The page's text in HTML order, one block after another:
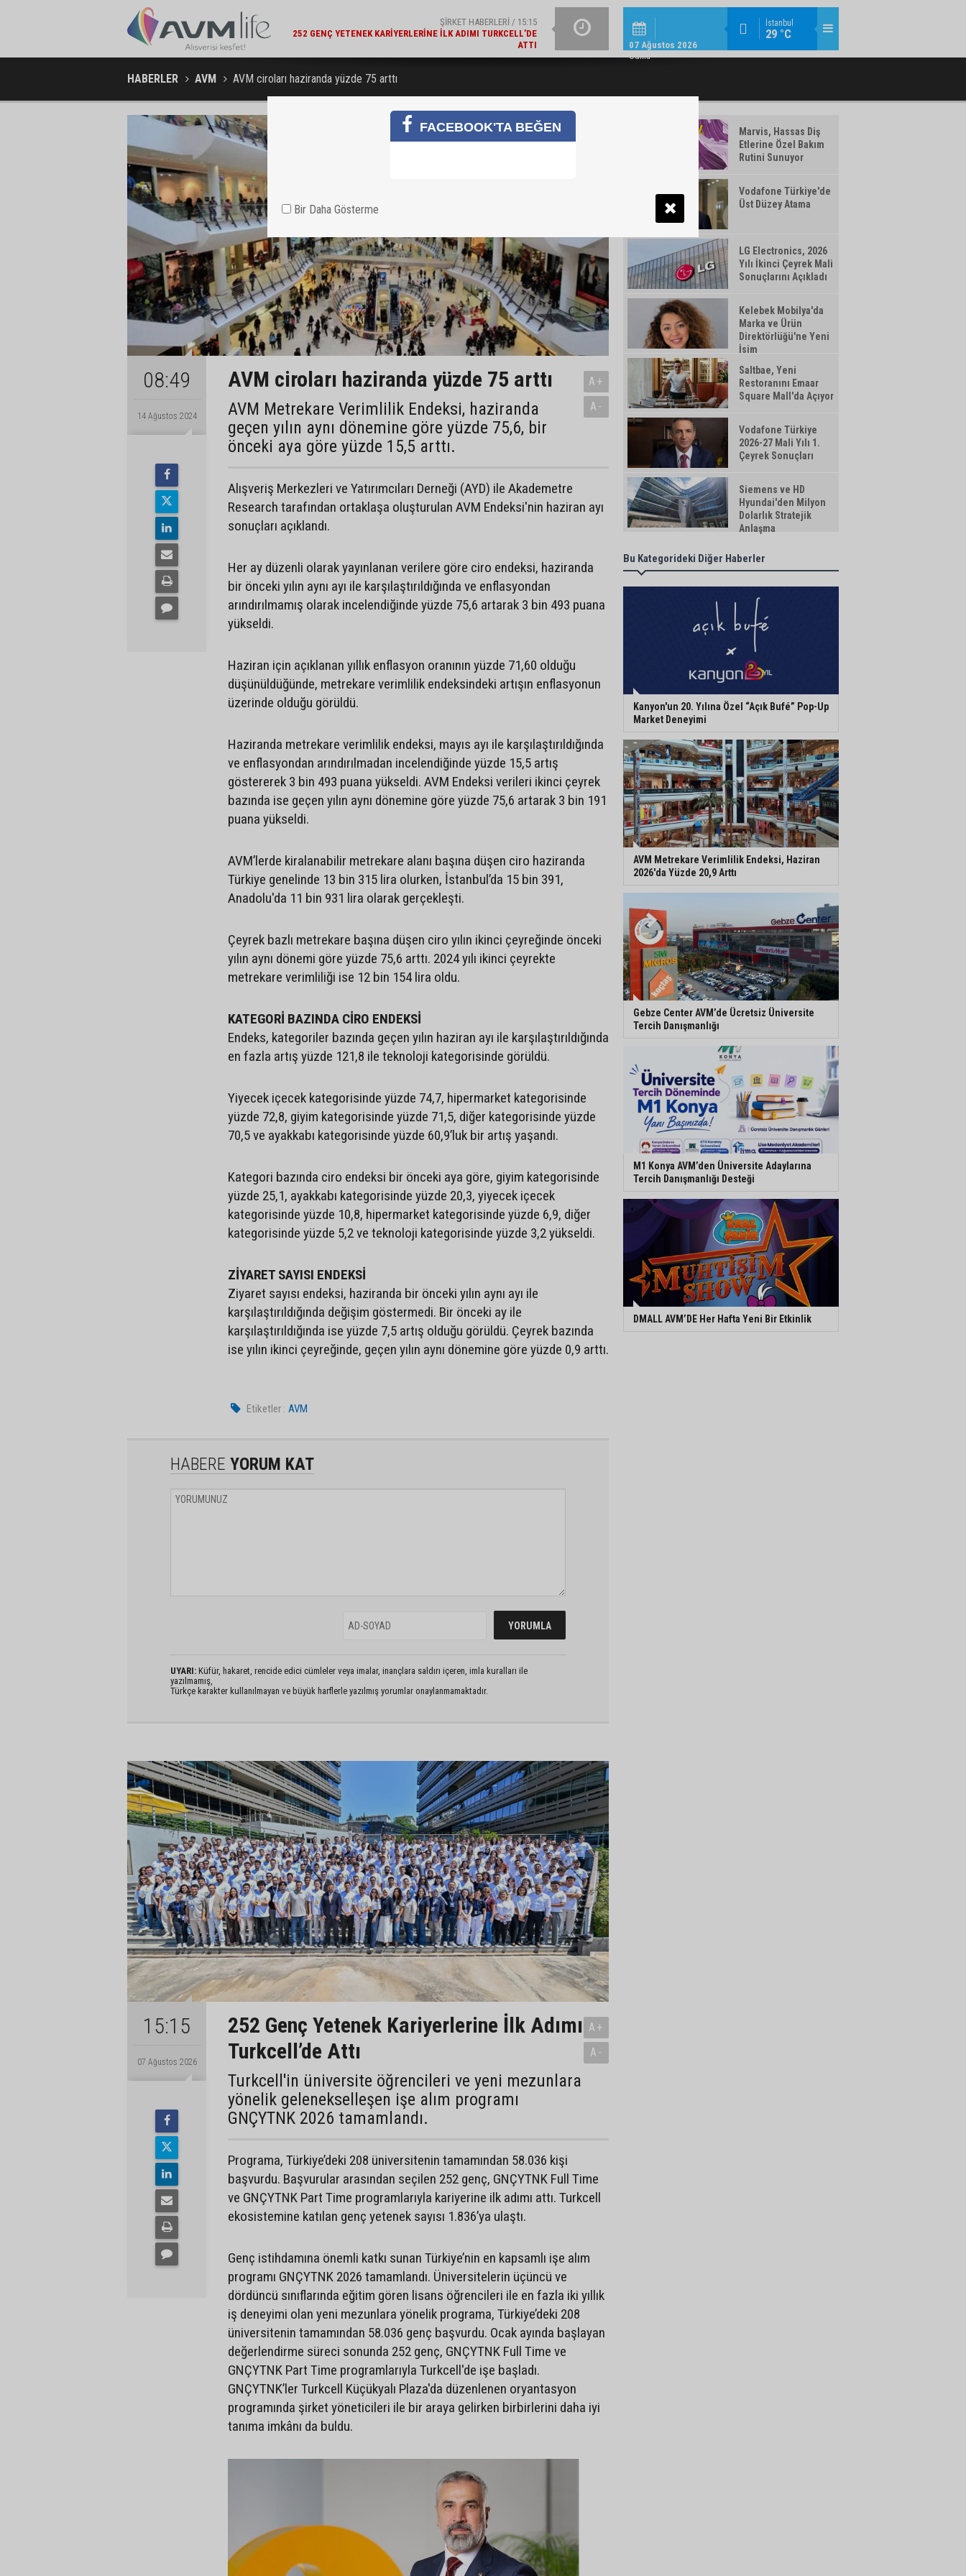
İstanbul
29 °C
07 Ağustos 2026
Cuma
EKONOMI / 14:22
ALBARAKA TÜRK'TEN EKONOMIYE 363 MILYAR TL FINANSMAN
DESTEĞI
EKONOMI / 13:23
EBEBEK 2026 YILI İKINCI ÇEYREK FINANSALLARINI AÇIKLADI
NISSAN QASHQAI E-POWER’DEN
HABERLER AVM AVM ciroları haziranda yüzde 75 arttı
08:49
14 Ağustos 2024
AVM ciroları haziranda yüzde 75 arttı
AVM Metrekare Verimlilik Endeksi, haziranda
geçen yılın aynı dönemine göre yüzde 75,6, bir
önceki aya göre yüzde 15,5 arttı.
A+
A-
Alışveriş Merkezleri ve Yatırımcıları Derneği (AYD) ile Akademetre
Research tarafından ortaklaşa oluşturulan AVM Endeksi'nin haziran ayı
sonuçları açıklandı.
Her ay düzenli olarak yayınlanan verilere göre ciro endeksi, haziranda
bir önceki yılın aynı ayı ile karşılaştırıldığında ve enflasyondan
arındırılmamış olarak incelendiğinde yüzde 75,6 artarak 3 bin 493 puana
yükseldi.
Haziran için açıklanan yıllık enflasyon oranının yüzde 71,60 olduğu
düşünüldüğünde, metrekare verimlilik endeksindeki artışın enflasyonun
üzerinde olduğu görüldü.
Haziranda metrekare verimlilik endeksi, mayıs ayı ile karşılaştırıldığında
ve enflasyondan arındırılmadan incelendiğinde yüzde 15,5 artış
göstererek 3 bin 493 puana yükseldi. AVM Endeksi verileri ikinci çeyrek
bazında ise geçen yılın aynı dönemine göre yüzde 75,6 artarak 3 bin 191
puana yükseldi.
AVM’lerde kiralanabilir metrekare alanı başına düşen ciro haziranda
Türkiye genelinde 13 bin 315 lira olurken, İstanbul’da 15 bin 391,
Anadolu'da 11 bin 931 lira olarak gerçekleşti.
Çeyrek bazlı metrekare başına düşen ciro yılın ikinci çeyreğinde önceki
yılın aynı dönemi göre yüzde 75,6 arttı. 2024 yılı ikinci çeyrekte
metrekare verimliliği ise 12 bin 154 lira oldu.
KATEGORİ BAZINDA CİRO ENDEKSİ
Endeks, kategoriler bazında geçen yılın haziran ayı ile karşılaştırıldığında
en fazla artış yüzde 121,8 ile teknoloji kategorisinde görüldü.
Yiyecek içecek kategorisinde yüzde 74,7, hipermarket kategorisinde
yüzde 72,8, giyim kategorisinde yüzde 71,5, diğer kategorisinde yüzde
70,5 ve ayakkabı kategorisinde yüzde 60,9’luk bir artış yaşandı.
Kategori bazında ciro endeksi bir önceki aya göre, giyim kategorisinde
yüzde 25,1, ayakkabı kategorisinde yüzde 20,3, yiyecek içecek
kategorisinde yüzde 10,8, hipermarket kategorisinde yüzde 6,9, diğer
kategorisinde yüzde 5,2 ve teknoloji kategorisinde yüzde 3,2 yükseldi.
ZİYARET SAYISI ENDEKSİ
Ziyaret sayısı endeksi, haziranda bir önceki yılın aynı ayı ile
karşılaştırıldığında değişim göstermedi. Bir önceki ay ile
karşılaştırıldığında ise yüzde 7,5 artış olduğu görüldü. Çeyrek bazında
ise yılın ikinci çeyreğinde, geçen yılın aynı dönemine göre yüzde 0,9 arttı.
Etiketler : AVM
HABERE YORUM KAT
UYARI: Küfür, hakaret, rencide edici cümleler veya imalar, inançlara saldırı içeren, imla kuralları ile
yazılmamış,
Türkçe karakter kullanılmayan ve büyük harflerle yazılmış yorumlar onaylanmamaktadır.
15:15
07 Ağustos 2026
252 Genç Yetenek Kariyerlerine İlk Adımı
Turkcell’de Attı
Turkcell'in üniversite öğrencileri ve yeni mezunlara
yönelik gelenekselleşen işe alım programı
GNÇYTNK 2026 tamamlandı.
A+
A-
Programa, Türkiye’deki 208 üniversitenin tamamından 58.036 kişi
başvurdu. Başvurular arasından seçilen 252 genç, GNÇYTNK Full Time
ve GNÇYTNK Part Time programlarıyla kariyerine ilk adımı attı. Turkcell
ekosistemine katılan genç yetenek sayısı 1.836’ya ulaştı.
Genç istihdamına önemli katkı sunan Türkiye’nin en kapsamlı işe alım
programı GNÇYTNK 2026 tamamlandı. Üniversitelerin üçüncü ve
dördüncü sınıflarında eğitim gören lisans öğrencileri ile en fazla iki yıllık
iş deneyimi olan yeni mezunlara yönelik programa, Türkiye’deki 208
üniversitenin tamamından 58.036 genç başvurdu. Ocak ayında başlayan
değerlendirme süreci sonunda 252 genç, GNÇYTNK Full Time ve
GNÇYTNK Part Time programlarıyla Turkcell'de işe başladı.
GNÇYTNK’ler Turkcell Küçükyalı Plaza'da düzenlenen oryantasyon
programında şirket yöneticileri ile bir araya gelirken birbirlerini daha iyi
tanıma imkânı da buldu.
Marvis, Hassas Diş
Etlerine Özel Bakım
Rutini Sunuyor
Vodafone Türkiye'de
Üst Düzey Atama
LG Electronics, 2026
Yılı İkinci Çeyrek Mali
Sonuçlarını Açıkladı
Kelebek Mobilya'da
Marka ve Ürün
Direktörlüğü'ne Yeni
İsim
Saltbae, Yeni
Restoranını Emaar
Square Mall'da Açıyor
Vodafone Türkiye
2026-27 Mali Yılı 1.
Çeyrek Sonuçları
Siemens ve HD
Hyundai'den Milyon
Dolarlık Stratejik
Anlaşma
Bu Kategorideki Diğer Haberler
Kanyon'un 20. Yılına Özel “Açık Bufé” Pop-Up
Market Deneyimi
AVM Metrekare Verimlilik Endeksi, Haziran
2026'da Yüzde 20,9 Arttı
Gebze Center AVM’de Ücretsiz Üniversite
Tercih Danışmanlığı
M1 Konya AVM’den Üniversite Adaylarına
Tercih Danışmanlığı Desteği
DMALL AVM’DE Her Hafta Yeni Bir Etkinlik
FACEBOOK'TA BEĞEN
Bir Daha Gösterme